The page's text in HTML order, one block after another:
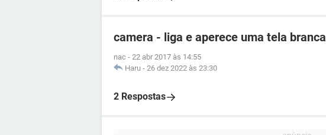
camera - liga e aperece uma tela branca
nac - 22 abr 2017 às 14:55
Haru - 26 dez 2022 às 23:30
2 Respostas